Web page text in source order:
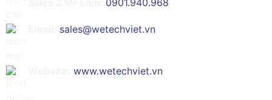
sales@wetechviet.vn
www.wetechviet.vn